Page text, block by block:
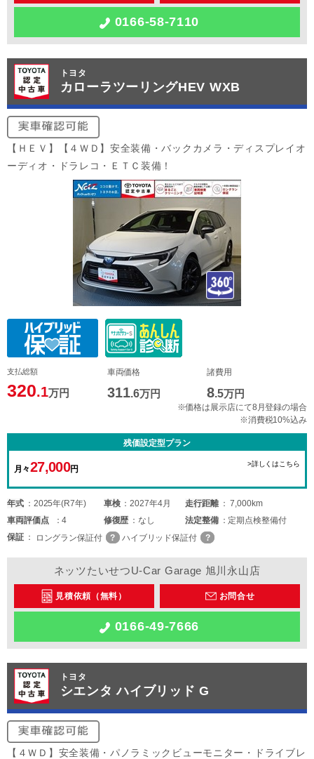
0166-58-7110
トヨタ
カローラツーリングHEV WXB
【ＨＥＶ】【４ＷＤ】安全装備・バックカメラ・ディスプレイオ
ーディオ・ドラレコ・ＥＴＣ装備！
支払総額
320.1万円
車両価格
311.6万円
諸費用
8.5万円
※価格は展示店にて8月登録の場合
※消費税10%込み
残価設定型プラン
月々27,000円
>詳しくはこちら
年式 2025年(R7年) 車検 2027年4月 走行距離
7,000km
車両評価点 4 修復歴 なし 法定整備
定期点検整備付
保証
ロングラン保証付 ハイブリッド保証付
ネッツたいせつU-Car Garage 旭川永山店
見積依頼（無料） お問合せ
0166-49-7666
トヨタ
シエンタ ハイブリッド G
【４ＷＤ】安全装備・パノラミックビューモニター・ドライブレ